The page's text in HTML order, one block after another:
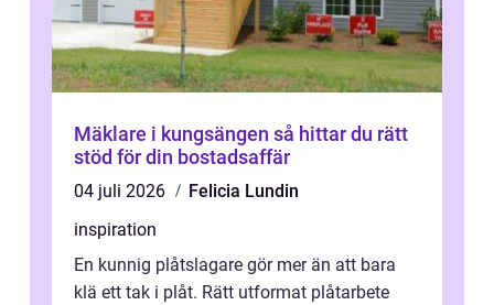
Mäklare i kungsängen så hittar du rätt
stöd för din bostadsaffär
04 juli 2026
Felicia Lundin
inspiration
En kunnig plåtslagare gör mer än att bara
klä ett tak i plåt. Rätt utformat plåtarbete